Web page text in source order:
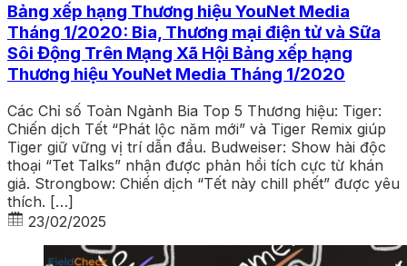
Bảng xếp hạng Thương hiệu YouNet Media
Tháng 1/2020: Bia, Thương mại điện tử và Sữa
Sôi Động Trên Mạng Xã Hội Bảng xếp hạng
Thương hiệu YouNet Media Tháng 1/2020
Các Chỉ số Toàn Ngành Bia Top 5 Thương hiệu: Tiger:
Chiến dịch Tết “Phát lộc năm mới” và Tiger Remix giúp
Tiger giữ vững vị trí dẫn đầu. Budweiser: Show hài độc
thoại “Tet Talks” nhận được phản hồi tích cực từ khán
giả. Strongbow: Chiến dịch “Tết này chill phết” được yêu
thích. […]
23/02/2025